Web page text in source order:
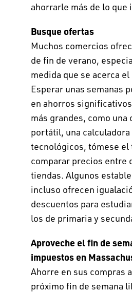
ahorrarle más de lo que
Busque ofertas
Muchos comercios
de fin de verano,
medida que se acerca
Esperar unas semanas
en ahorros
más grandes, como una
portátil, una
tecnológicos, tómese el
comparar precios entre
tiendas. Algunos
incluso ofrecen
descuentos para
los de primaria y
Aproveche el fin de
impuestos en
Ahorre en sus compras
próximo fin de semana